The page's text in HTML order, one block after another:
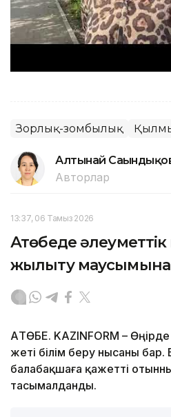
Зорлық-зомбылық
Алтынай
Авторлар
13:37, 06 Тамыз 2026
Ақтөбеде
жылыту
АҚТӨБЕ. KAZINFORM –
жеті білім беру нысаны бар.
балабақшаға қажетті
тасымалданды.